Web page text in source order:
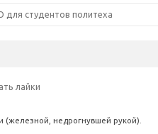
для студентов политеха
лайки
(железной, недрогнувшей рукой).